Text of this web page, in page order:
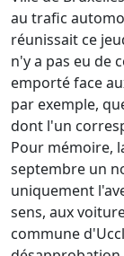
au trafic
réunissait ce
n'y a pas eu de
emporté face
par exemple,
dont l'un
Pour mémoire,
septembre un
uniquement
sens, aux
commune